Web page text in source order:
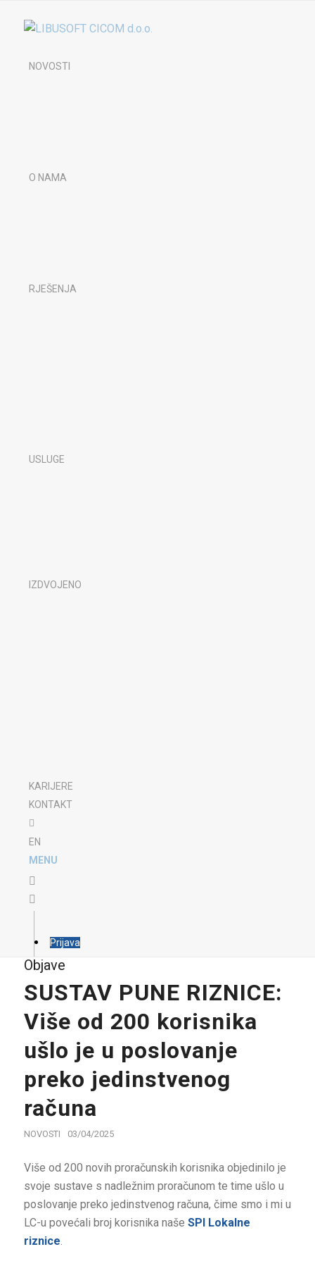
NOVOSTI
O NAMA
RJEŠENJA
USLUGE
IZDVOJENO
KARIJERE
KONTAKT
EN
MENU
Prijava
Objave
SUSTAV PUNE RIZNICE:
Više od 200 korisnika
ušlo je u poslovanje
preko jedinstvenog
računa
NOVOSTI 03/04/2025
Više od 200 novih proračunskih korisnika objedinilo je
svoje sustave s nadležnim proračunom te time ušlo u
poslovanje preko jedinstvenog računa, čime smo i mi u
LC-u povećali broj korisnika naše SPI Lokalne
riznice